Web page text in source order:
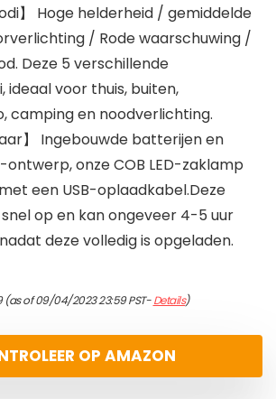
】 Hoge helderheid / gemiddelde
/ Rode waarschuwing /
Deze 5 verschillende
ideaal voor thuis, buiten,
camping en noodverlichting.
】 Ingebouwde batterijen en
ontwerp, onze COB LED-zaklamp
een USB-oplaadkabel.Deze
op en kan ongeveer 4-5 uur
deze volledig is opgeladen.
(as of 09/04/2023 23:59 PST-Details)
OP AMAZON